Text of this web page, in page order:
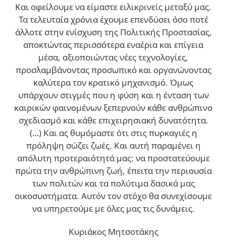
Και οφείλουμε να είμαστε ειλικρινείς μεταξύ μας.
Τα τελευταία χρόνια έχουμε επενδύσει όσο ποτέ
άλλοτε στην ενίσχυση της Πολιτικής Προστασίας,
αποκτώντας περισσότερα εναέρια και επίγεια
μέσα, αξιοποιώντας νέες τεχνολογίες,
προσλαμβάνοντας προσωπικό και οργανώνοντας
καλύτερα τον κρατικό μηχανισμό. Όμως
υπάρχουν στιγμές που η φύση και η ένταση των
καιρικών φαινομένων ξεπερνούν κάθε ανθρώπινο
σχεδιασμό και κάθε επιχειρησιακή δυνατότητα.
(…) Και ας θυμόμαστε ότι στις πυρκαγιές η
πρόληψη σώζει ζωές. Και αυτή παραμένει η
απόλυτη προτεραιότητά μας: να προστατεύουμε
πρώτα την ανθρώπινη ζωή, έπειτα την περιουσία
των πολιτών και τα πολύτιμα δασικά μας
οικοσυστήματα. Αυτόν τον στόχο θα συνεχίσουμε
να υπηρετούμε με όλες μας τις δυνάμεις.
Κυριάκος Μητσοτάκης